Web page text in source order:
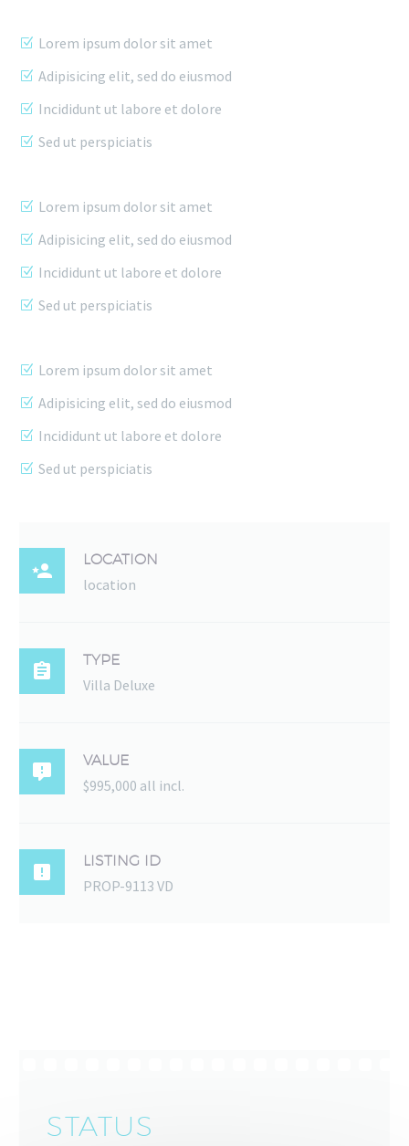
Lorem ipsum dolor sit amet
Adipisicing elit, sed do eiusmod
Incididunt ut labore et dolore
Sed ut perspiciatis
Lorem ipsum dolor sit amet
Adipisicing elit, sed do eiusmod
Incididunt ut labore et dolore
Sed ut perspiciatis
Lorem ipsum dolor sit amet
Adipisicing elit, sed do eiusmod
Incididunt ut labore et dolore
Sed ut perspiciatis

LOCATION
location

TYPE
Villa Deluxe

VALUE
$995,000 all incl.

LISTING ID
PROP-9113 VD
STATUS